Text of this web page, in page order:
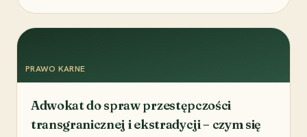
PRAWO KARNE
Adwokat do spraw przestępczości
transgranicznej i ekstradycji – czym się